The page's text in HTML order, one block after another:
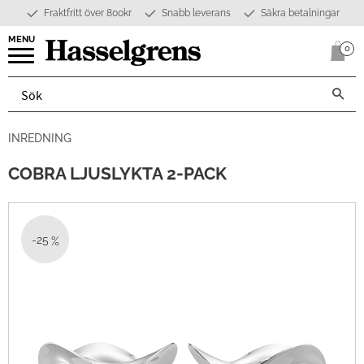
Meny
Fraktfritt över 800kr Snabb leverans Säkra betalningar
0
INREDNING
COBRA LJUSLYKTA 2-PACK
25 %